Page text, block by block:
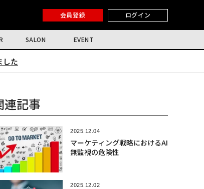
会員登録 ログイン
SALON EVENT
した
連記事
2025.12.04
マーケティング戦略におけるAI
無監視の危険性
2025.12.02